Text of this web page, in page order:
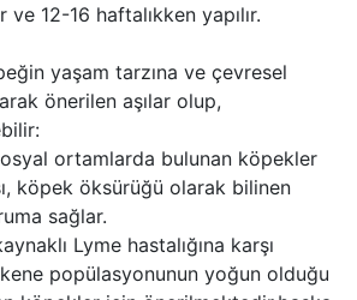
ve 12-16 haftalıkken yapılır.
yaşam tarzına ve çevresel
önerilen aşılar olup,
ortamlarda bulunan köpekler
köpek öksürüğü olarak bilinen
sağlar.
Lyme hastalığına karşı
popülasyonunun yoğun olduğu